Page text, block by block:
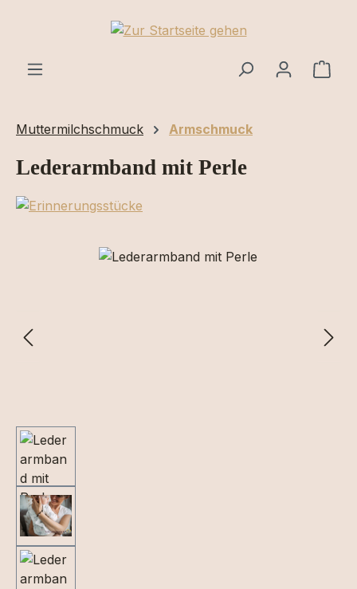
Zum Hauptinhalt springen
Muttermilchschmuck Armschmuck
Lederarmband mit Perle
Bildergalerie überspringen